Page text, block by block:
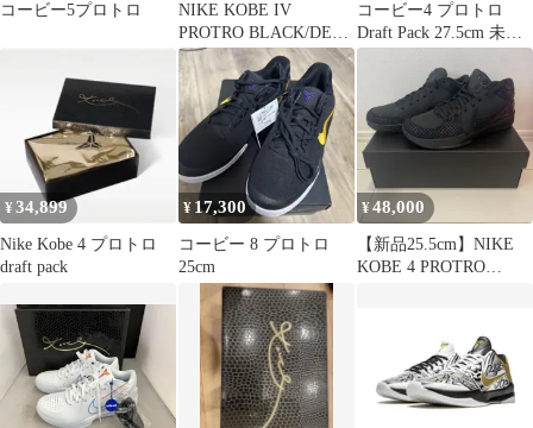
コービー5プロトロ
NIKE KOBE IV
PROTRO BLACK/DEL
SOLコービー8.5
コービー4 プロトロ
Draft Pack 27.5cm 未開
封
¥34,899
Nike Kobe 4 プロトロ
draft pack
¥ 17,300
コービー 8 プロトロ
25cm
¥48,000
【新品25.5cm】NIKE
KOBE 4 PROTRO